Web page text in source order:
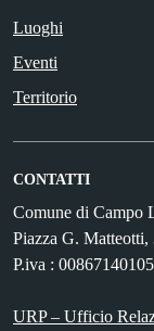
Luoghi
Eventi
Territorio
CONTATTI
Comune di Campo
Piazza G. Matteotti,
P.iva : 00867140105
URP – Ufficio